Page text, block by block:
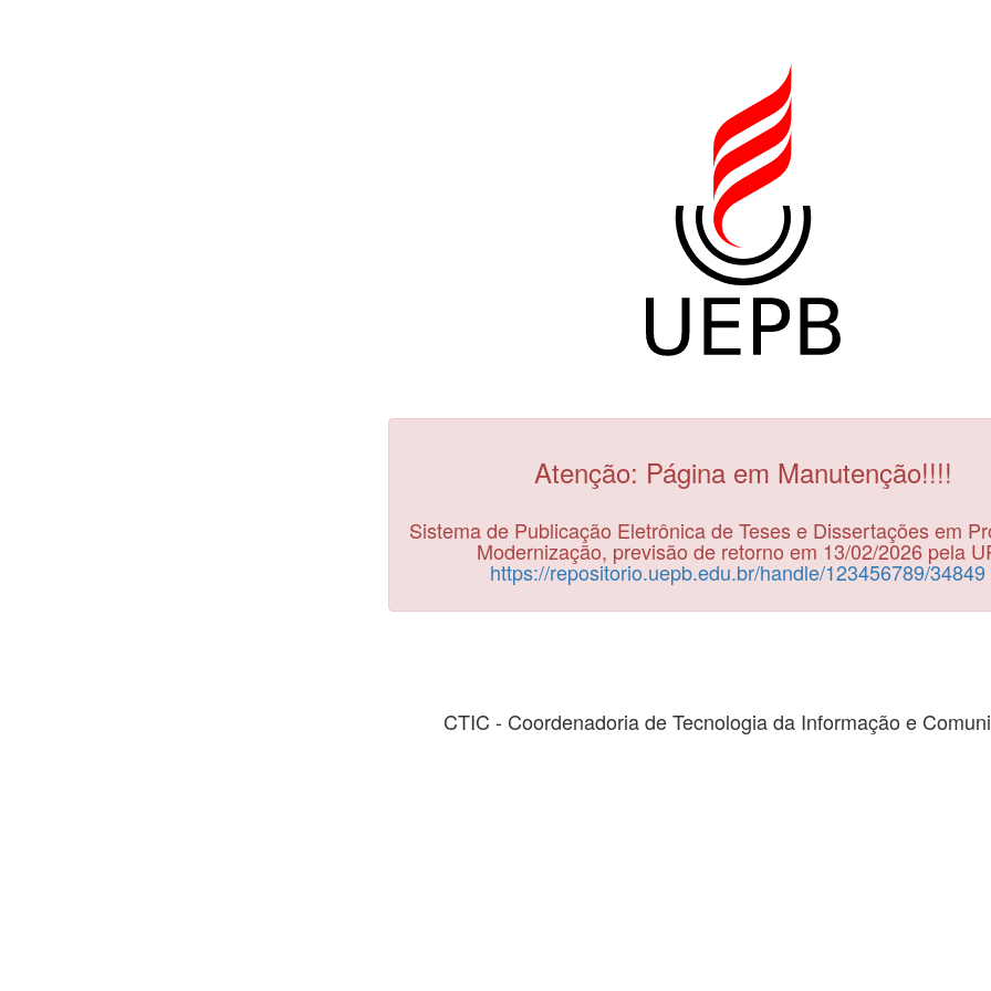
Atenção: Página em Manutenção!!!!
Sistema de Publicação Eletrônica de Teses e Dissertações em
Modernização, previsão de retorno em 13/02/2026 pela
https://repositorio.uepb.edu.br/handle/123456789/34849
CTIC - Coordenadoria de Tecnologia da Informação e